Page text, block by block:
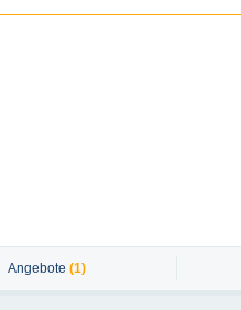
Angebote (1)